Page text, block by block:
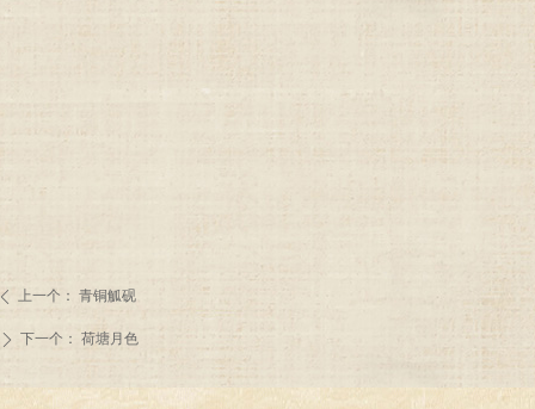
上一个： 青铜觚砚
ꄲ 下一个： 荷塘月色